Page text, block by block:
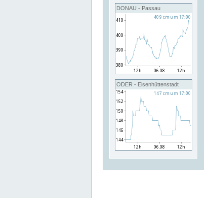
DONAU - Passau
ODER - Eisenhüttenstadt